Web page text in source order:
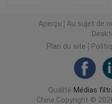
Filtreur de Kaldnes
Filtreur à billes
Aperçu Au sujet de
Plan du site
Qualité Médias
Chine.Copyright ©